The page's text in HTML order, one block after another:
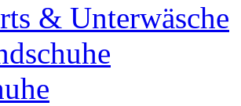
& Unterwäsche